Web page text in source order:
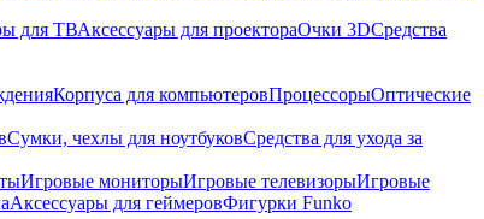
для ТВАксессуары для проектораОчки 3DСредства
Корпуса для компьютеровПроцессорыОптические
Сумки, чехлы для ноутбуковСредства для ухода за
Игровые мониторыИгровые телевизорыИгровые
Аксессуары для геймеровФигурки Funko